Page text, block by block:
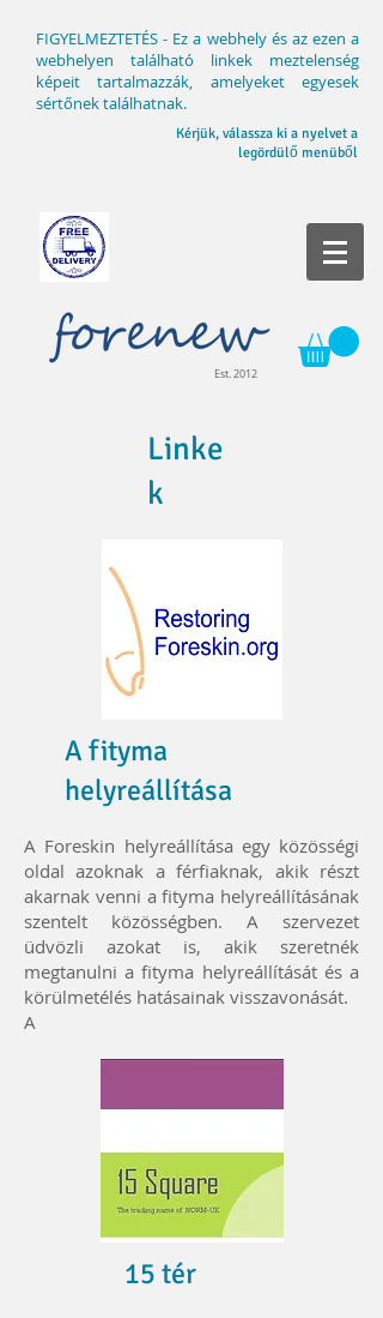
FIGYELMEZTETÉS - Ez a webhely és az ezen a
webhelyen található linkek meztelenség
képeit tartalmazzák, amelyeket egyesek
sértőnek találhatnak.
Kérjük, válassza ki a nyelvet a
legördülő menüből
Est. 2012
Linke
k
A fityma
helyreállítása
A Foreskin helyreállítása egy közösségi
oldal azoknak a férfiaknak, akik részt
akarnak venni a fityma helyreállításának
szentelt közösségben. A szervezet
üdvözli azokat is, akik szeretnék
megtanulni a fityma helyreállítását és a
körülmetélés hatásainak visszavonását.
A
15 tér